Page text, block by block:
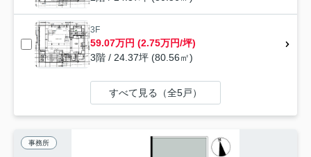
3F
59.07万円 (2.75万円/坪)
3階 / 24.37坪 (80.56㎡)
すべて見る（全5戸）
事務所